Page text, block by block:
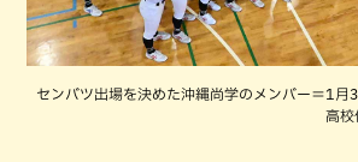
センバツ出場を決めた沖縄尚学のメンバー＝1月
高校